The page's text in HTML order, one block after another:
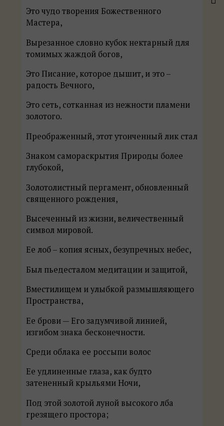
Это чудо творения Божественного
Мастера,
Вырезанное словно кубок нектарный для
томимых жаждой богов,
Это Писание, которое дышит, и это –
радость Вечного,
Это сеть, сотканная из нежности пламени
золотого.
Преображенный, этот утонченный лик стал
Знаком самораскрытия Природы более
глубокой,
Золотолистный пергамент, обновленный
священного рождения,
Высеченный из жизни, величественный
символ мировой.
Ее лоб – копия ясных, безупречных небес,
Был пьедесталом медитации и защитой,
Вместилищем и улыбкой размышляющего
Пространства,
Ее брови — Его задумчивой линией,
изгибом знака бесконечности.
Среди облака ее россыпи волос
Ее удлиненные глаза, как будто
затененный крыльями Ночи,
Под этой золотой луной высокого лба
грезящего простора;